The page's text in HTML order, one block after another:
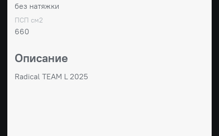
без натяжки
ПСП см2
660
Описание
Radical TEAM L 2025